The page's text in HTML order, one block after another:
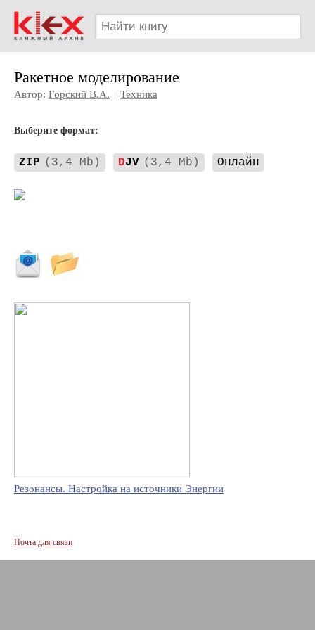
Ракетное моделирование
Автор: Горский В.А. | Техника
Выберите формат:
ZIP (3,4 Mb) DJV (3,4 Mb) Онлайн
Резонансы. Настройка на источники Энергии
Почта для связи